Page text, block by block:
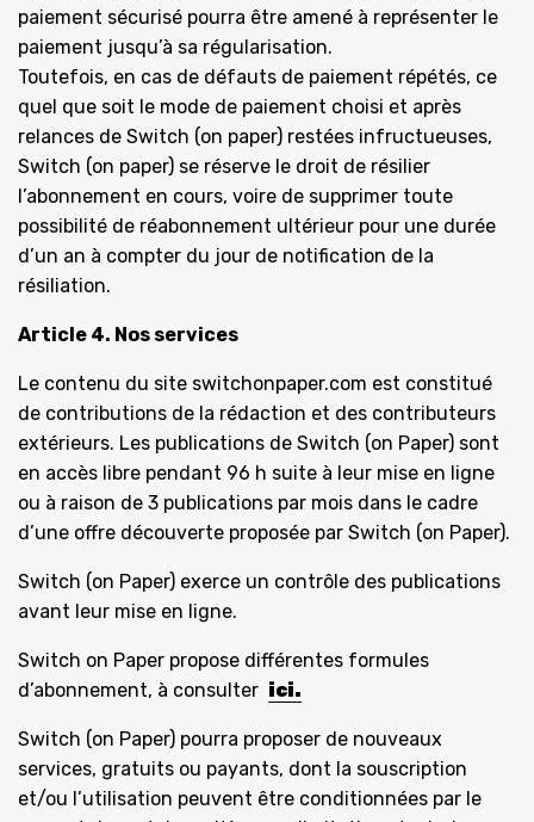
paiement sécurisé pourra être amené à représenter le
paiement jusqu’à sa régularisation.
Toutefois, en cas de défauts de paiement répétés, ce
quel que soit le mode de paiement choisi et après
relances de Switch (on paper) restées infructueuses,
Switch (on paper) se réserve le droit de résilier
l’abonnement en cours, voire de supprimer toute
possibilité de réabonnement ultérieur pour une durée
d’un an à compter du jour de notification de la
résiliation.
Article 4. Nos services
Le contenu du site switchonpaper.com est constitué
de contributions de la rédaction et des contributeurs
extérieurs. Les publications de Switch (on Paper) sont
en accès libre pendant 96 h suite à leur mise en ligne
ou à raison de 3 publications par mois dans le cadre
d’une offre découverte proposée par Switch (on Paper).
Switch (on Paper) exerce un contrôle des publications
avant leur mise en ligne.
Switch on Paper propose différentes formules
d’abonnement, à consulter ici.
Switch (on Paper) pourra proposer de nouveaux
services, gratuits ou payants, dont la souscription
et/ou l’utilisation peuvent être conditionnées par le